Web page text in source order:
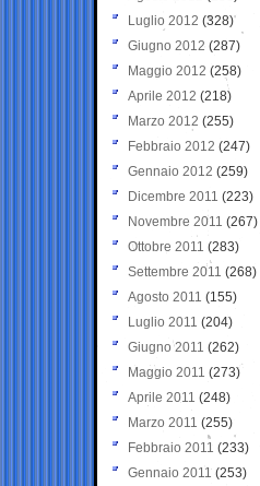
Luglio 2012 (328)
Giugno 2012 (287)
Maggio 2012 (258)
Aprile 2012 (218)
Marzo 2012 (255)
Febbraio 2012 (247)
Gennaio 2012 (259)
Dicembre 2011 (223)
Novembre 2011 (267)
Ottobre 2011 (283)
Settembre 2011 (268)
Agosto 2011 (155)
Luglio 2011 (204)
Giugno 2011 (262)
Maggio 2011 (273)
Aprile 2011 (248)
Marzo 2011 (255)
Febbraio 2011 (233)
Gennaio 2011 (253)